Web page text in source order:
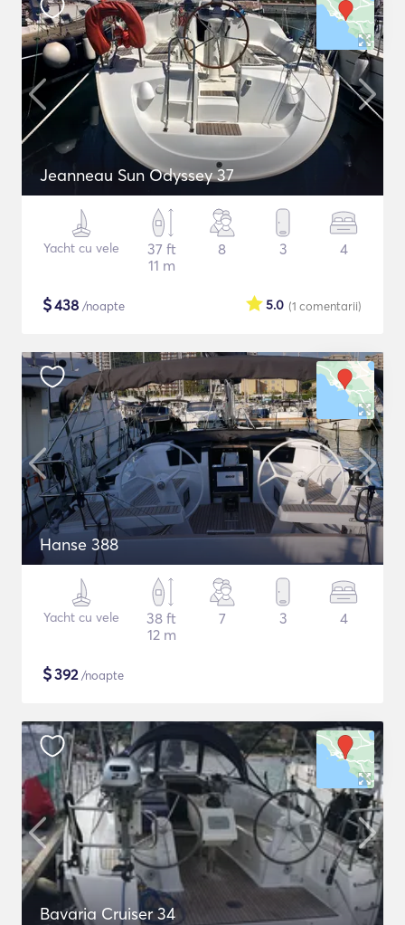
Jeanneau Sun Odyssey 37
Yacht cu vele
37 ft
11 m
8 3 4
$438 /noapte (1 comentarii)
5.0
Hanse 388
Yacht cu vele
38 ft
12 m
7 3 4
$392/noapte
Bavaria Cruiser 34